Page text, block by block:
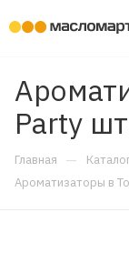
Party
Главная —
Ароматизаторы в